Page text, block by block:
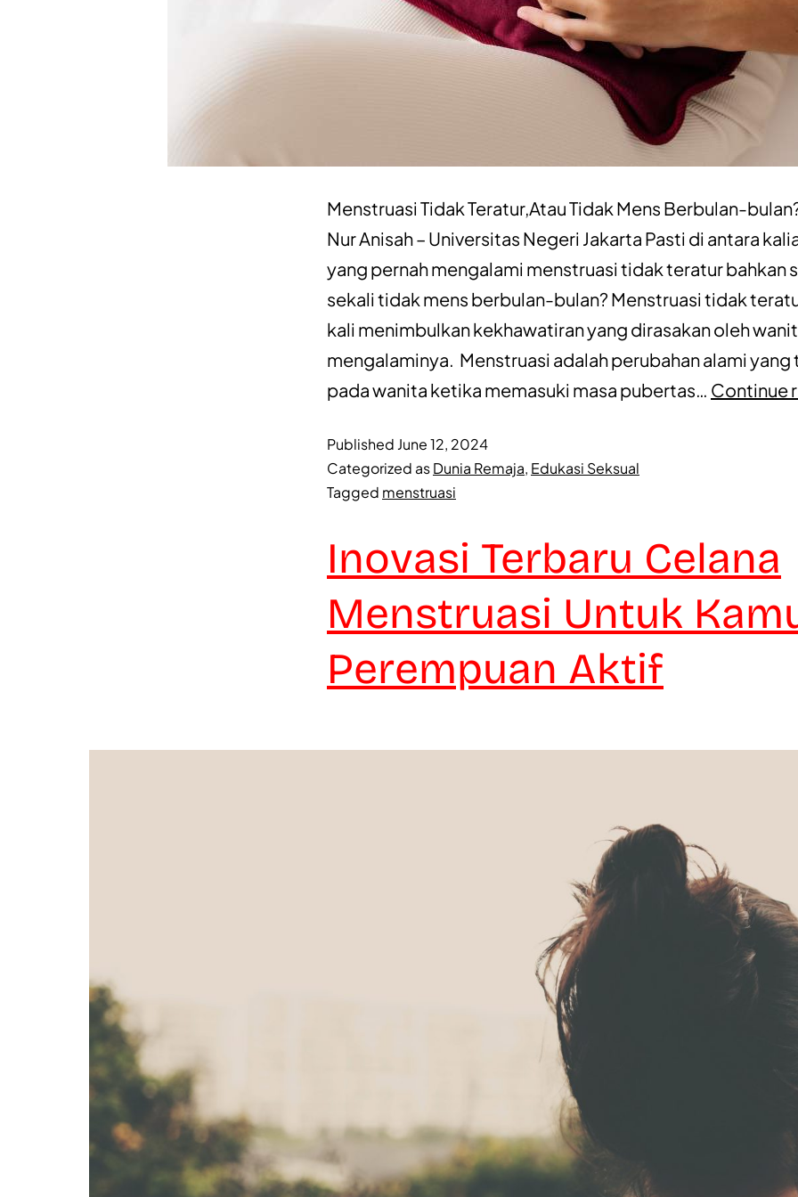
Menstruasi Tidak Teratur,Atau Tidak Mens Berbulan-
Nur Anisah – Universitas Negeri Jakarta Pasti di antara
yang pernah mengalami menstruasi tidak teratur bahkan
sekali tidak mens berbulan-bulan? Menstruasi tidak
kali menimbulkan kekhawatiran yang dirasakan oleh
mengalaminya. Menstruasi adalah perubahan alami yang
pada wanita ketika memasuki masa pubertas… Continue
Published June 12, 2024
Categorized asDunia Remaja, Edukasi Seksual
Tagged menstruasi
Inovasi Terbaru Celana
Menstruasi Untuk
Perempuan Aktif